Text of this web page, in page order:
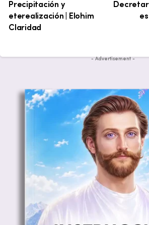
Precipitación y
eterealización | Elohim
Claridad
- Advertisement -